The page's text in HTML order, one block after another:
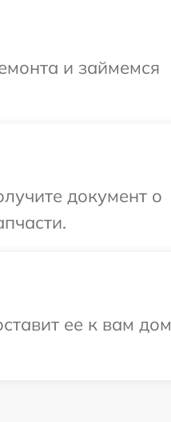
и займемся
документ о
ее к вам